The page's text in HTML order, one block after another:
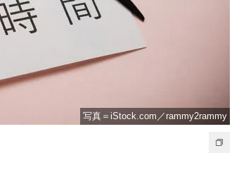
写真＝iStock.com／rammy2rammy